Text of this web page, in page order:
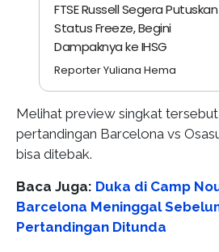
FTSE Russell Segera Putuskan
Status Freeze, Begini
Dampaknya ke IHSG
Reporter Yuliana Hema
Melihat preview singkat
pertandingan Barcelona vs
bisa ditebak.
Baca Juga: Duka di Camp
Barcelona Meninggal
Pertandingan Ditunda